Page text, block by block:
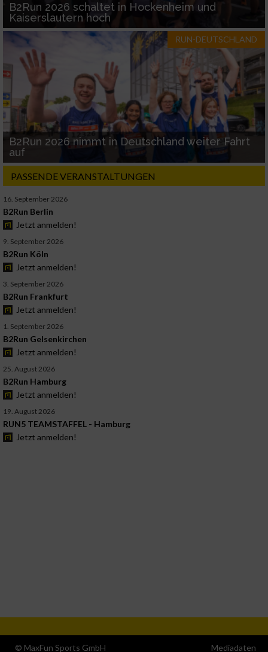
B2Run 2026 schaltet in Hockenheim und
Kaiserslautern hoch
RUN-DEUTSCHLAND
B2Run 2026 nimmt in Deutschland weiter Fahrt
auf
PASSENDE VERANSTALTUNGEN
16. September 2026
B2Run Berlin
Jetzt anmelden!
9. September 2026
B2Run Köln
Jetzt anmelden!
3. September 2026
B2Run Frankfurt
Jetzt anmelden!
1. September 2026
B2Run Gelsenkirchen
Jetzt anmelden!
25. August 2026
B2Run Hamburg
Jetzt anmelden!
19. August 2026
RUN5 TEAMSTAFFEL - Hamburg
Jetzt anmelden!
© MaxFun Sports GmbH Mediadaten